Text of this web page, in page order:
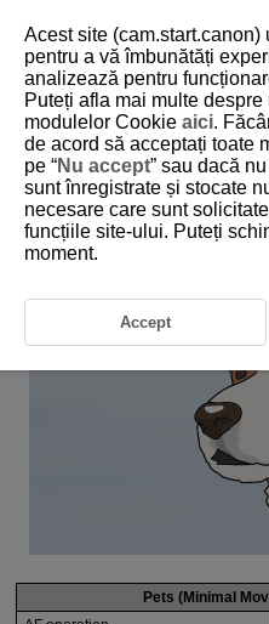
6-35 Animals: Pets
Minimal Movement)
This setting is perfect for wild
too much.
Pets (Minimal
Acest site
pentru a vă îmbunătăți
analizează pentru
Puteți afla mai multe
modulelor Cookie aici.
de acord să acceptați toate
pe “Nu accept” sau dacă
sunt înregistrate și stocate
necesare care sunt
funcțiile site-ului. Puteți
moment.
Accept